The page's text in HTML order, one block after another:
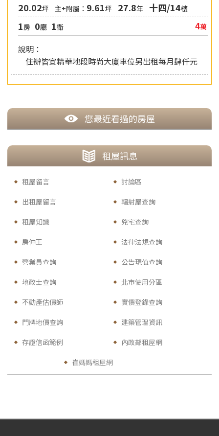
20.02坪 主+附屬： 9.61坪 27.8年 十四/14樓
1房 0廳 1衛 4萬
說明：
住辦皆宜精華地段時尚大廈車位另出租每月肆仟元
您最近看過的房屋
租屋訊息
租屋留言 討論區
出租屋留言 輻射屋查詢
租屋知識 兇宅查詢
房仲王 法律法規查詢
營業員查詢 公告現值查詢
地政士查詢 北市使用分區
不動產估價師 實價登錄查詢
門牌地價查詢 建築管理資訊
存證信函範例 內政部租屋網
崔媽媽租屋網